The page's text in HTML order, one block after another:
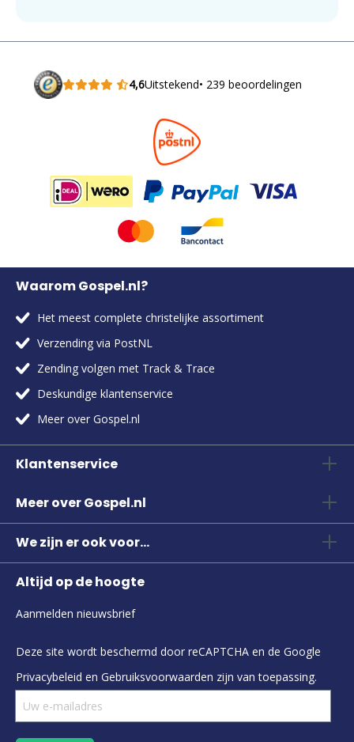
4,6Uitstekend• 239 beoordelingen
Waarom Gospel.nl?
Het meest complete christelijke assortiment
Verzending via PostNL
Zending volgen met Track & Trace
Deskundige klantenservice
Meer over Gospel.nl
Klantenservice
Meer over Gospel.nl
We zijn er ook voor...
Altijd op de hoogte
Aanmelden nieuwsbrief
Deze site wordt beschermd door reCAPTCHA en de Google
Privacybeleid en Gebruiksvoorwaarden zijn van toepassing.